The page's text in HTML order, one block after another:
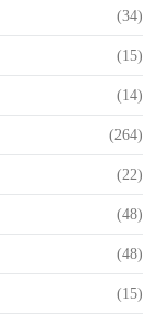
(34)
(15)
(14)
(264)
(22)
(48)
(48)
(15)